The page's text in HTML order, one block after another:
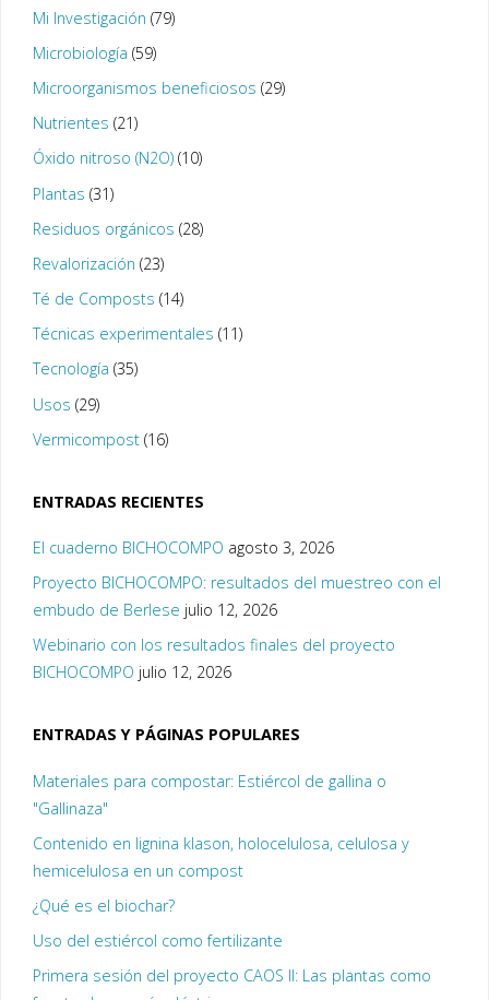
Mi Investigación (79)
Microbiología (59)
Microorganismos beneficiosos (29)
Nutrientes (21)
Óxido nitroso (N2O)(10)
Plantas (31)
Residuos orgánicos (28)
Revalorización (23)
Té de Composts (14)
Técnicas experimentales (11)
Tecnología (35)
Usos (29)
Vermicompost(16)
ENTRADAS RECIENTES
El cuaderno BICHOCOMPO agosto 3, 2026
Proyecto BICHOCOMPO: resultados del muestreo con el
embudo de Berlese julio 12, 2026
Webinario con los resultados finales del proyecto
BICHOCOMPO julio 12, 2026
ENTRADAS Y PÁGINAS POPULARES
Materiales para compostar: Estiércol de gallina o
"Gallinaza"
Contenido en lignina klason, holocelulosa, celulosa y
hemicelulosa en un compost
¿Qué es el biochar?
Uso del estiércol como fertilizante
Primera sesión del proyecto CAOS II: Las plantas como